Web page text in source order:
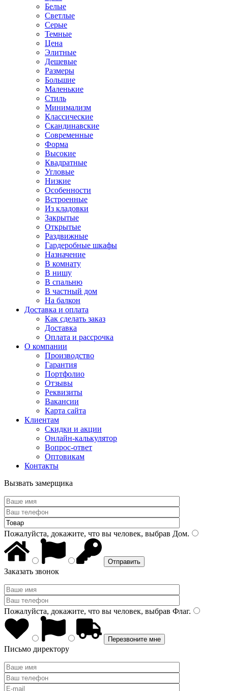
Белые
Светлые
Серые
Темные
Цена
Элитные
Дешевые
Размеры
Большие
Маленькие
Стиль
Минимализм
Классические
Скандинавские
Современные
Форма
Высокие
Квадратные
Угловые
Низкие
Особенности
Встроенные
Из кладовки
Закрытые
Открытые
Раздвижные
Гардеробные шкафы
Назначение
В комнату
В нишу
В спальню
В частный дом
На балкон
Доставка и оплата
Как сделать заказ
Доставка
Оплата и рассрочка
О компании
Производство
Гарантия
Портфолио
Отзывы
Реквизиты
Вакансии
Карта сайта
Клиентам
Скидки и акции
Онлайн-калькулятор
Вопрос-ответ
Оптовикам
Контакты
Вызвать замерщика
Пожалуйста, докажите, что вы человек, выбрав Дом.
Заказать звонок
Пожалуйста, докажите, что вы человек, выбрав Флаг.
Письмо директору